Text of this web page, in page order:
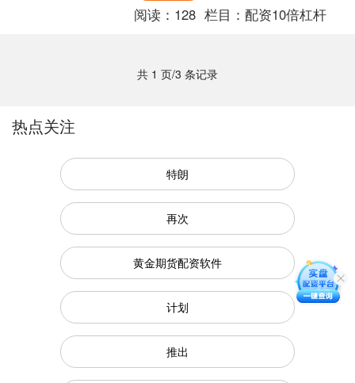
阅读： 128 栏目： 配资10倍杠杆
共 1 页/3 条记录
热点关注
特朗
再次
黄金期货配资软件
计划
推出